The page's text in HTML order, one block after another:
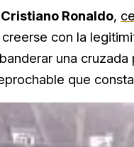
Cristiano Ronaldo,
con la
una
que